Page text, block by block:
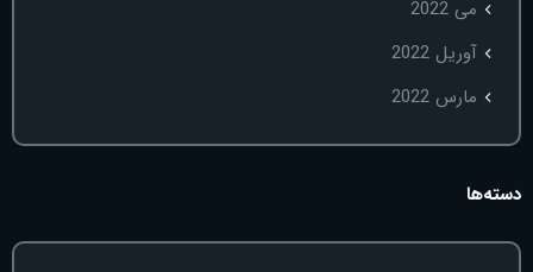
می 2022
آوریل 2022
مارس 2022
دسته‌ها